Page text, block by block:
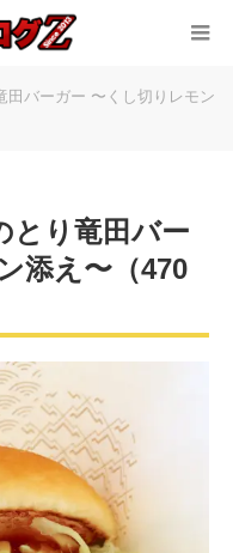
田バーガー 〜くし切りレモン
とり竜田バー
添え〜（470